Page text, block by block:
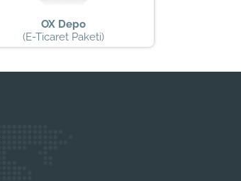
OX Depo
(E-Ticaret Paketi)